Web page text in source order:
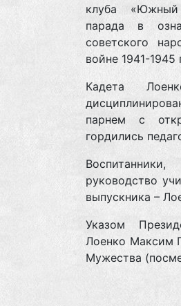
клуба «Южный
парада в
советского
войне 1941-1945
Кадета
парнем с
гордились
Воспитанники,
руководство
выпускника –
Указом
Лоенко Максим
Мужества